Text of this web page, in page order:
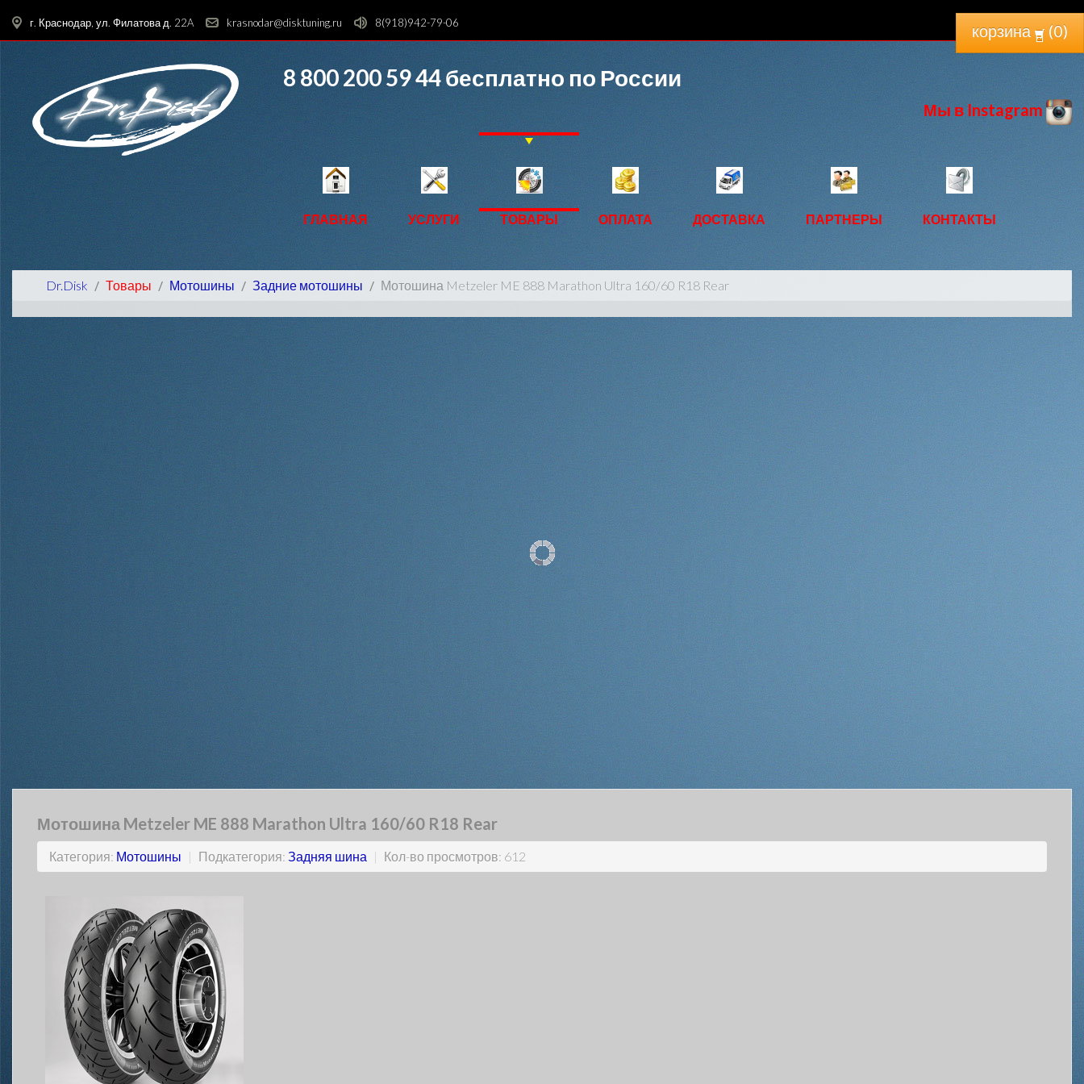
г. Краснодар, ул. Филатова д. 22A krasnodar@disktuning.ru 8(918)942-79-06 корзина (0)
8 800 200 59 44бесплатно по России
Мы в Instagram
ГЛАВНАЯ УСЛУГИ ТОВАРЫ ОПЛАТА ДОСТАВКА ПАРТНЕРЫ КОНТАКТЫ
Dr.Disk Товары Мотошины Задние мотошины Мотошина Metzeler ME 888 Marathon Ultra 160/60 R18 Rear
Мотошина Metzeler ME 888 Marathon Ultra 160/60 R18 Rear
Категория: Мотошины | Подкатегория: Задняя шина | Кол-во просмотров: 612